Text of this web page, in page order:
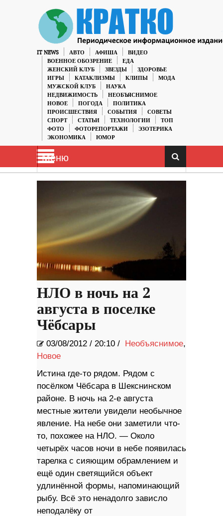
IT NEWS АВТО АФИША
ВИДЕО
ВОЕННОЕ ОБОЗРЕНИЕ
ЕДА
ЖЕНСКИЙ КЛУБ
ЗВЕЗДЫ
ЗДОРОВЬЕ
ИГРЫ
КАТАКЛИЗМЫ КЛИПЫ
МОДА
МУЖСКОЙ КЛУБ
НАУКА
НЕДВИЖИМОСТЬ
НЕОБЪЯСНИМОЕ
НОВОЕ
ПОГОДА
ПОЛИТИКА
ПРОИСШЕСТВИЯ
СОБЫТИЯ
СОВЕТЫ
СПОРТ
СТАТЬИ ТЕХНОЛОГИИ
ТОП
ФОТО
ФОТОРЕПОРТАЖИ
ЭЗОТЕРИКА
ЭКОНОМИКА
ЮМОР
Меню
НЛО в ночь на 2
августа в поселке
Чёбсары
03/08/2012 / 20:10 / Необъяснимое,
Новое
Истина где-то рядом. Рядом с
посёлком Чёбсара в Шекснинском
районе. В ночь на 2-е августа
местные жители увидели необычное
явление. На небе они заметили что-
то, похожее на НЛО. — Около
четырёх часов ночи в небе появилась
тарелка с сияющим обрамлением и
ещё один светящийся объект
удлинённой формы, напоминающий
рыбу. Всё это ненадолго зависло
неподалёку от